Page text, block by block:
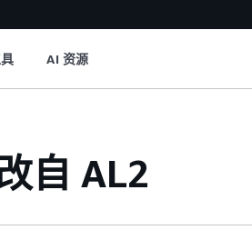
AI 资源
自 AL2